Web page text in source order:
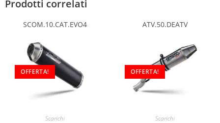
Prodotti correlati
SCOM.10.CAT.EVO4
OFFERTA!
Scarichi
ATV.50.DEATV
OFFERTA!
Scarichi